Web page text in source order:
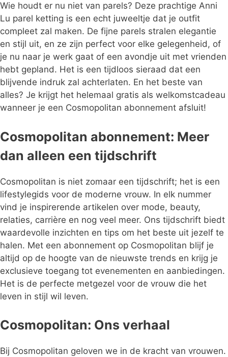
Wie houdt er nu niet van parels? Deze prachtige Anni
Lu parel ketting is een echt juweeltje dat je outfit
compleet zal maken. De fijne parels stralen elegantie
en stijl uit, en ze zijn perfect voor elke gelegenheid, of
je nu naar je werk gaat of een avondje uit met vrienden
hebt gepland. Het is een tijdloos sieraad dat een
blijvende indruk zal achterlaten. En het beste van
alles? Je krijgt het helemaal gratis als welkomstcadeau
wanneer je een Cosmopolitan abonnement afsluit!
Cosmopolitan abonnement: Meer
dan alleen een tijdschrift
Cosmopolitan is niet zomaar een tijdschrift; het is een
lifestylegids voor de moderne vrouw. In elk nummer
vind je inspirerende artikelen over mode, beauty,
relaties, carrière en nog veel meer. Ons tijdschrift biedt
waardevolle inzichten en tips om het beste uit jezelf te
halen. Met een abonnement op Cosmopolitan blijf je
altijd op de hoogte van de nieuwste trends en krijg je
exclusieve toegang tot evenementen en aanbiedingen.
Het is de perfecte metgezel voor de vrouw die het
leven in stijl wil leven.
Cosmopolitan: Ons verhaal
Bij Cosmopolitan geloven we in de kracht van vrouwen.